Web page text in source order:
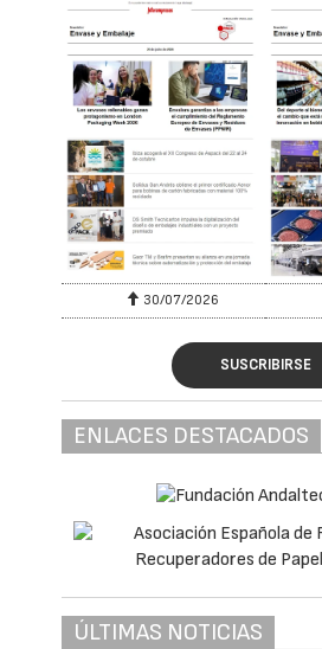
30/07/2026
SUSCRIBIRSE
ENLACES DESTACADOS
ÚLTIMAS NOTICIAS